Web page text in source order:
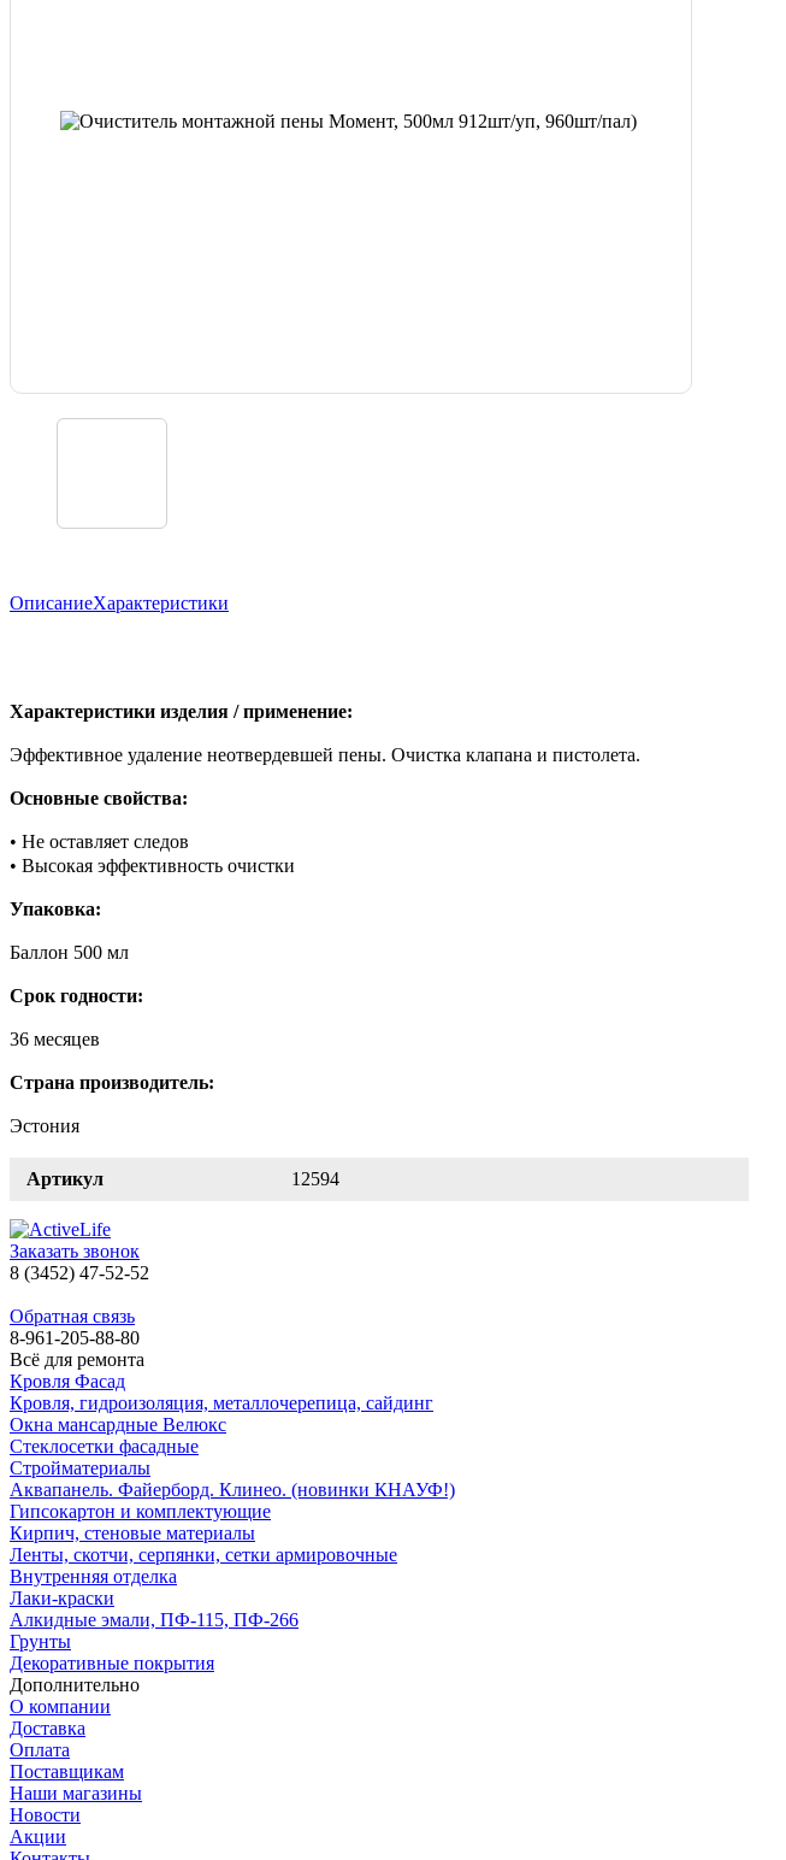
ОписаниеХарактеристики
Характеристики изделия / применение:
Эффективное удаление неотвердевшей пены. Очистка клапана и пистолета.
Основные свойства:
• Не оставляет следов
• Высокая эффективность очистки
Упаковка:
Баллон 500 мл
Срок годности:
36 месяцев
Страна производитель:
Эстония
Артикул 12594
Заказать звонок
8 (3452) 47-52-52
Обратная связь
8-961-205-88-80
Всё для ремонта
Кровля Фасад
Кровля, гидроизоляция, металлочерепица, сайдинг
Окна мансардные Велюкс
Стеклосетки фасадные
Стройматериалы
Аквапанель. Файерборд. Клинео. (новинки КНАУФ!)
Гипсокартон и комплектующие
Кирпич, стеновые материалы
Ленты, скотчи, серпянки, сетки армировочные
Внутренняя отделка
Лаки-краски
Алкидные эмали, ПФ-115, ПФ-266
Грунты
Декоративные покрытия
Дополнительно
О компании
Доставка
Оплата
Поставщикам
Наши магазины
Новости
Акции